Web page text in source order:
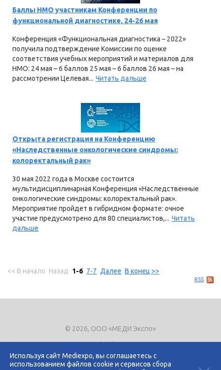
Используя сайт Mediexpo, вы соглашаетесь с
использованием файлов cookie и сервисов сбора
Баллы НМО участникам Конференции по
функциональной диагностике, 24-26 мая
Конференция «Функциональная диагностика – 2022»
получила подтверждение Комиссии по оценке
соответствия учебных мероприятий и материалов для
НМО: 24 мая – 6 баллов 25 мая – 6 баллов 26 мая – на
рассмотрении Целевая... Читать дальше
Открыта регистрация на Конференцию
«Наследственные онкологические синдромы:
колоректальный рак»
30 мая 2022 года в Москве состоится
мультидисциплинарная Конференция «Наследственные
онкологические синдромы: колоректальный рак».
Мероприятие пройдет в гибридном формате: очное
участие предусмотрено для 80 специалистов,... Читать
дальше
<< В начало Назад 1-6 7-7 Далее В конец >>
RSS
© 2026, ООО «МЕДИ Экспо»
Тел.+7 (495) 721-8866
E-mail:expo@mediexpo.ru
Контакты